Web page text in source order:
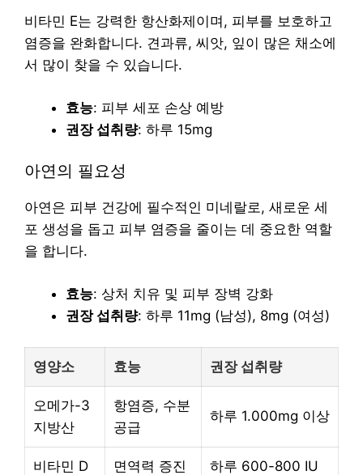
비타민 E는 강력한 항산화제이며, 피부를 보호하고
염증을 완화합니다. 견과류, 씨앗, 잎이 많은 채소에
서 많이 찾을 수 있습니다.
효능: 피부 세포 손상 예방
권장 섭취량: 하루 15mg
아연의 필요성
아연은 피부 건강에 필수적인 미네랄로, 새로운 세
포 생성을 돕고 피부 염증을 줄이는 데 중요한 역할
을 합니다.
효능: 상처 치유 및 피부 장벽 강화
권장 섭취량: 하루 11mg (남성), 8mg (여성)
영양소 효능 권장 섭취량
오메가-3
지방산
항염증, 수분
공급
하루 1.000mg 이상
비타민 D 면역력 증진 하루 600-800 IU